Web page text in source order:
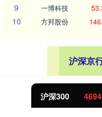
9 一博科技
10 方邦股份
沪深京
北证50